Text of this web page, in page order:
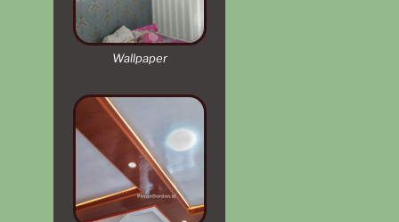
Wallpaper